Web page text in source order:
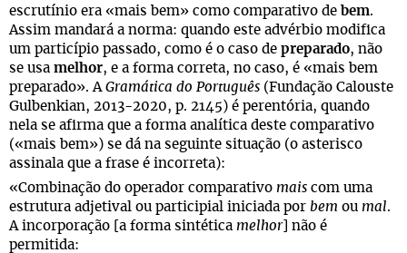
escrutínio era «mais bem» como comparativo de bem.
Assim mandará a norma: quando este advérbio modifica
um particípio passado, como é o caso de preparado, não
se usa melhor, e a forma correta, no caso, é «mais bem
preparado». A Gramática do Português (Fundação Calouste
Gulbenkian, 2013-2020, p. 2145) é perentória, quando
nela se afirma que a forma analítica deste comparativo
(«mais bem») se dá na seguinte situação (o asterisco
assinala que a frase é incorreta):
«Combinação do operador comparativo mais com uma
estrutura adjetival ou participial iniciada por bem ou mal.
A incorporação [a forma sintética melhor] não é
permitida: